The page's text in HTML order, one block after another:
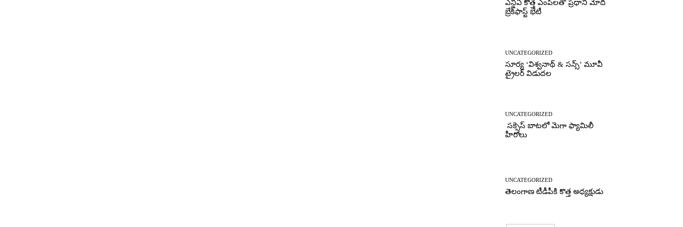
ఎన్డీఏ కొత్త ఎంపీలతో ప్రధాని మోదీ
బ్రేక్‌ఫాస్ట్ భేటీ
UNCATEGORIZED
సూర్య ‘విశ్వనాథ్ & సన్స్’ మూవీ
ట్రైలర్ విడుదల
UNCATEGORIZED
సక్సెస్ బాటలో మెగా ఫ్యామిలీ
హీరోలు
UNCATEGORIZED
తెలంగాణ టీడీపీకి కొత్త అధ్యక్షుడు